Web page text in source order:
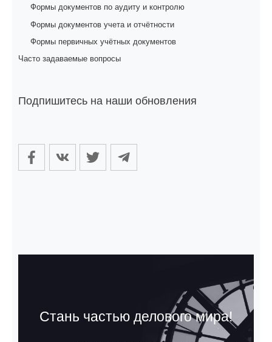
Формы документов по аудиту и контролю
Формы документов учета и отчётности
Формы первичных учётных документов
Часто задаваемые вопросы
Подпишитесь на наши обновления
Стань частью делового мира!